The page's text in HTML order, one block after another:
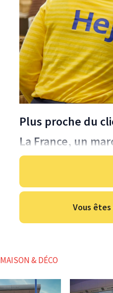
Plus proche du
La France, un
Vous
MAISON & DÉCO